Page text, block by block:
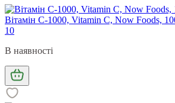
Вітамін С-1000, Vitamin C, Now Foods,
10
В наявності